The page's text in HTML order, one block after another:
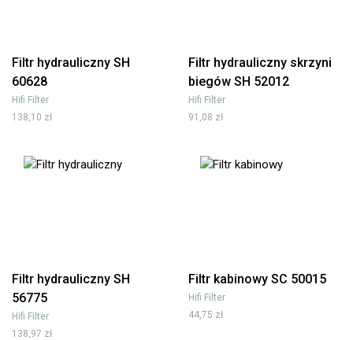
Filtr hydrauliczny SH
60628
Hifi Filter
138,10 zł
Filtr hydrauliczny skrzyni
biegów SH 52012
Hifi Filter
91,08 zł
Filtr hydrauliczny SH
56775
Hifi Filter
138,97 zł
Filtr kabinowy SC 50015
Hifi Filter
44,75 zł